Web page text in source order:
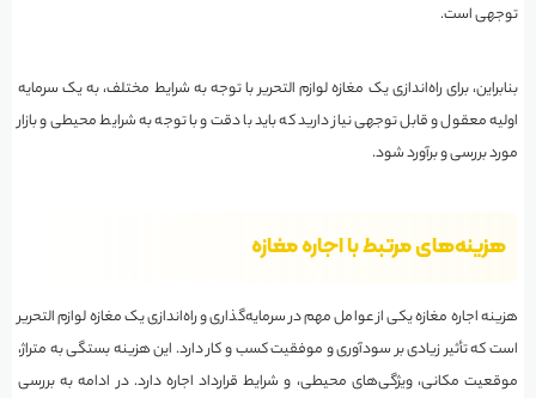
توجهی است.
بنابراین، برای راه‌اندازی یک مغازه لوازم التحریر با توجه به شرایط مختلف، به یک سرمایه
اولیه معقول و قابل توجهی نیاز دارید که باید با دقت و با توجه به شرایط محیطی و بازار
مورد بررسی و برآورد شود.
هزینه‌های مرتبط با اجاره مغازه
هزینه اجاره مغازه یکی از عوامل مهم در سرمایه‌گذاری و راه‌اندازی یک مغازه لوازم التحریر
است که تأثیر زیادی بر سودآوری و موفقیت کسب و کار دارد. این هزینه بستگی به متراژ،
موقعیت مکانی، ویژگی‌های محیطی، و شرایط قرارداد اجاره دارد. در ادامه به بررسی